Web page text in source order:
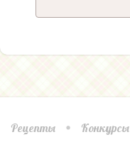
Рецепты Конкурсы